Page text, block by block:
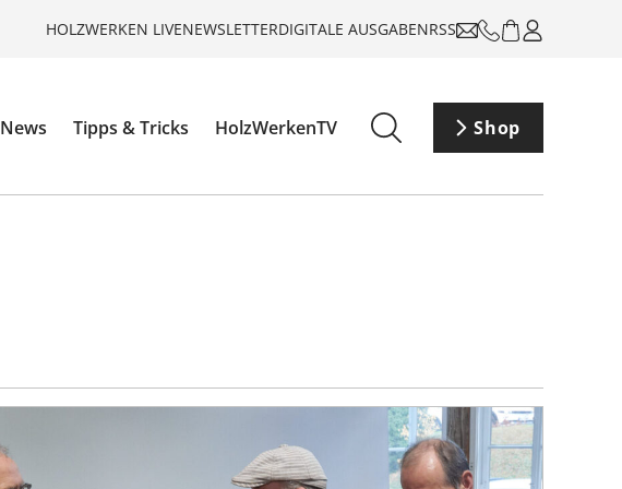
HOLZWERKEN LIVENEWSLETTERDIGITALE AUSGABENRSS
News Tipps & Tricks HolzWerkenTV Shop